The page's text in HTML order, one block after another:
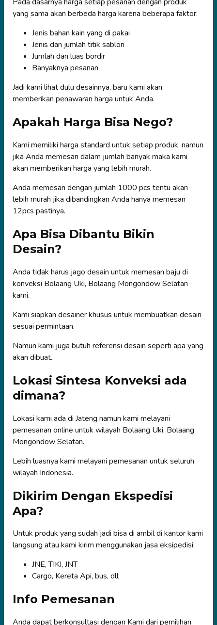
yang sama akan berbeda harga karena beberapa faktor:
Jenis bahan kain yang di pakai
Jenis dan jumlah titik sablon
Jumlah dan luas bordir
Banyaknya pesanan
Jadi kami lihat dulu desainnya, baru kami akan
memberikan penawaran harga untuk Anda.
Apakah Harga Bisa Nego?
Kami memiliki harga standard untuk setiap produk, namun
jika Anda memesan dalam jumlah banyak maka kami
akan memberikan harga yang lebih murah.
Anda memesan dengan jumlah 1000 pcs tentu akan
lebih murah jika dibandingkan Anda hanya memesan
12pcs pastinya.
Apa Bisa Dibantu Bikin
Desain?
Anda tidak harus jago desain untuk memesan baju di
konveksi Bolaang Uki, Bolaang Mongondow Selatan
kami.
Kami siapkan desainer khusus untuk membuatkan desain
sesuai permintaan.
Namun kami juga butuh referensi desain seperti apa yang
akan dibuat.
Lokasi Sintesa Konveksi ada
dimana?
Lokasi kami ada di Jateng namun kami melayani
pemesanan online untuk wilayah Bolaang Uki, Bolaang
Mongondow Selatan.
Lebih luasnya kami melayani pemesanan untuk seluruh
wilayah Indonesia.
Dikirim Dengan Ekspedisi
Apa?
Untuk produk yang sudah jadi bisa di ambil di kantor kami
langsung atau kami kirim menggunakan jasa eksipedisi:
JNE, TIKI, JNT
Cargo, Kereta Api, bus, dll
Info Pemesanan
Anda dapat berkonsultasi dengan Kami dari pemilihan